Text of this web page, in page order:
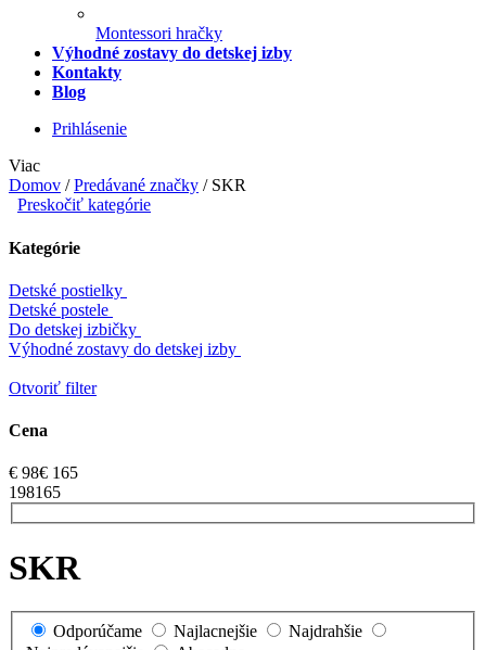
Montessori hračky
Výhodné zostavy do detskej izby
Kontakty
Blog
Prihlásenie
Viac
Domov / Predávané značky / SKR
Preskočiť kategórie
Kategórie
Detské postielky
Detské postele
Do detskej izbičky
Výhodné zostavy do detskej izby
Otvoriť filter
Cena
€ 98€ 165
198165
SKR
Odporúčame Najlacnejšie
Najdrahšie